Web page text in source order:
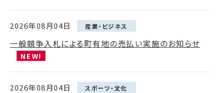
2026年08月04日 産業・ビジネス
一般競争入札による町有地の売払い実施のお知らせ
NEW!
2026年08月04日 スポーツ・文化